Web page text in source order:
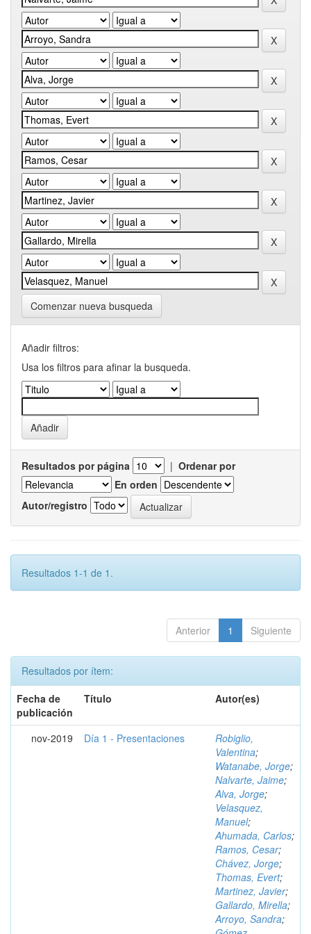
Comenzar nueva busqueda
Añadir filtros:
Usa los filtros para afinar la busqueda.
Resultados por página | Ordenar por
En orden
Autor/registro
Resultados 1-1 de 1.
Anterior 1 Siguiente
Resultados por ítem:
Fecha de
publicación
Título Autor(es)
nov-2019 Día 1 - Presentaciones
Robiglio,
Valentina;
Watanabe, Jorge;
Nalvarte, Jaime;
Alva, Jorge;
Velasquez,
Manuel;
Ahumada, Carlos;
Ramos, Cesar;
Chávez, Jorge;
Thomas, Evert;
Martinez, Javier;
Gallardo, Mirella;
Arroyo, Sandra;